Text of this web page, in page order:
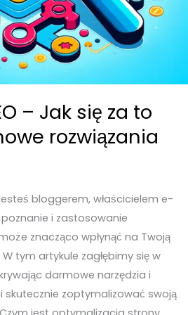
– Jak się za to
rozwiązania
bloggerem, właścicielem e-
i zastosowanie
znacząco wpłynąć na Twoją
tym artykule zagłębimy się w
darmowe narzędzia i
skutecznie zoptymalizować swoją